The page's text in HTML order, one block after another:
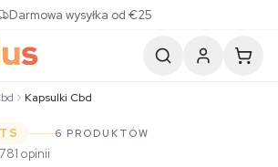
Darmowa wysyłka od €25
Kapsulki Cbd
6 PRODUKTÓW
opinii